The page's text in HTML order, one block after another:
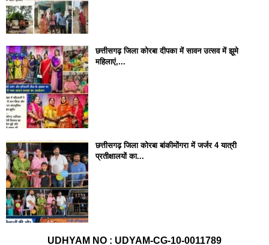
छत्तीसगढ़ जिला कोरबा दीपका में सावन उत्सव में झूमे
महिलाएं,...
छत्तीसगढ़ जिला कोरबा बांकीमोंगरा में जर्जर 4 यात्री
प्रतीक्षालयों का...
UDHYAM NO : UDYAM-CG-10-0011789